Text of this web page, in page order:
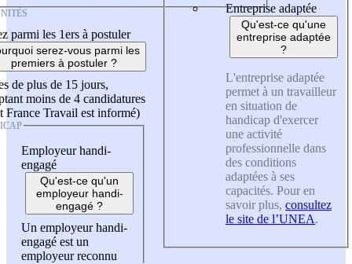
parmi les 1ers à postuler
serez-vous parmi les
premiers à postuler ?
de plus de 15 jours,
moins de 4 candidatures
France Travail est informé)
Employeur handi-
engagé
Qu'est-ce qu'un
employeur handi-
engagé ?
Un employeur handi-
engagé est un
employeur reconnu
Entreprise adaptée
Qu'est-ce qu'une
entreprise adaptée
?
L'entreprise adaptée
permet à un travailleur
en situation de
handicap d'exercer
une activité
professionnelle dans
des conditions
adaptées à ses
capacités. Pour en
savoir plus, consultez
le site de l’UNEA.